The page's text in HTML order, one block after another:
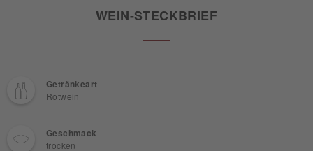
WEIN-STECKBRIEF
Getränkeart
Rotwein
Geschmack
trocken